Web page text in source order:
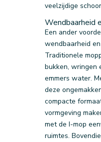
veelzijdige
Wendbaarheid
Een ander
wendbaarheid
Traditionele
bukken, wringen
emmers water.
deze
compacte
vormgeving
met de I-mop
ruimtes.